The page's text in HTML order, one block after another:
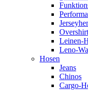
Leinen-
Leno-
Hosen
Jeans
Chinos
Cargo-